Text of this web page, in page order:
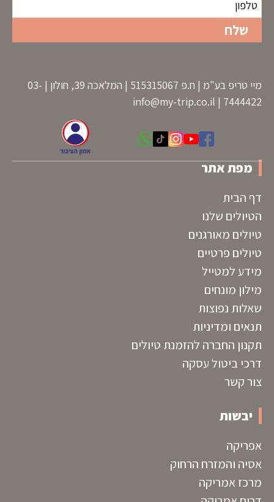
מיי טריפ בע"מ | ח.פ 515315067 | המלאכה 39, חולון | 03-
7444422 |
info@my-trip.co.il
מפת אתר
דף הבית
הטיולים שלנו
טיולים מאורגנים
טיולים פרטיים
מידע למטייל
מילון מונחים
שאלות נפוצות
תנאים ומדיניות
תקנון החברה להזמנת טיולים
דרכי ביטול עסקה
צור קשר
יבשות
אפריקה
אסיה והמזרח הרחוק
מרכז אמריקה